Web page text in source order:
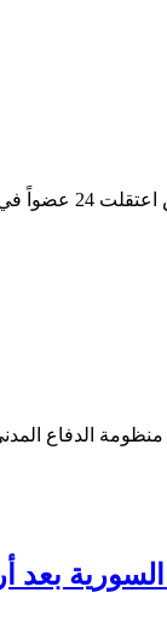
قوات الآسايش تشن حملة في
الشخصيات وضمت الترشيحات
بعد